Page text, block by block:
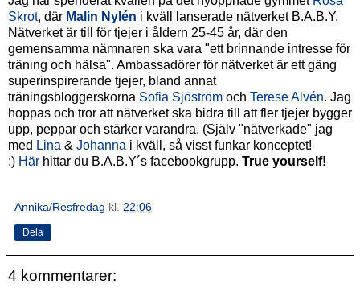
Skrot, där Malin Nylén i kväll lanserade nätverket B.A.B.Y.
Nätverket är till för tjejer i åldern 25-45 år, där den
gemensamma nämnaren ska vara "ett brinnande intresse för
träning och hälsa". Ambassadörer för nätverket är ett gäng
superinspirerande tjejer, bland annat
träningsbloggerskorna Sofia Sjöström och Terese Alvén. Jag
hoppas och tror att nätverket ska bidra till att fler tjejer bygger
upp, peppar och stärker varandra. (Själv "nätverkade" jag
med Lina & Johanna i kväll, så visst funkar konceptet!
:) Här hittar du B.A.B.Y´s facebookgrupp. True yourself!
Annika/Resfredag kl. 22:06
Dela
4 kommentarer: